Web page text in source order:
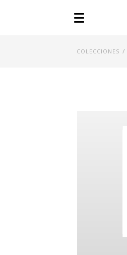
COLECCIONES /